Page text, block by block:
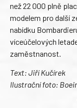
než 22 000 plně
modelem pro další
nabídku
víceúčelových
zaměstnanost.
Text: Jiří Kučírek
Ilustrační foto: